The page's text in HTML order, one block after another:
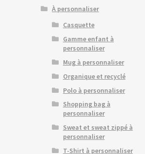
À personnaliser
Casquette
Gamme enfant à
personnaliser
Mug à personnaliser
Organique et recyclé
Polo à personnaliser
Shopping bag à
personnaliser
Sweat et sweat zippé à
personnaliser
T-Shirt à personnaliser